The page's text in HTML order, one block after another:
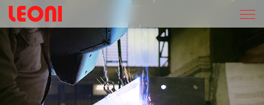
LEONI AZIENDA SPECIALIZZATA NELLE